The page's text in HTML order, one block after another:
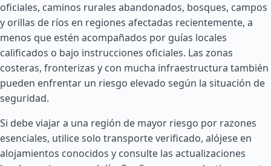
oficiales, caminos rurales abandonados, bosques, campos
y orillas de ríos en regiones afectadas recientemente, a
menos que estén acompañados por guías locales
calificados o bajo instrucciones oficiales. Las zonas
costeras, fronterizas y con mucha infraestructura también
pueden enfrentar un riesgo elevado según la situación de
seguridad.
Si debe viajar a una región de mayor riesgo por razones
esenciales, utilice solo transporte verificado, alójese en
alojamientos conocidos y consulte las actualizaciones